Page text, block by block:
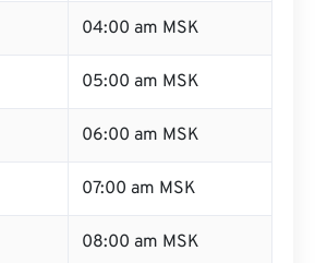
04:00 am MSK
05:00 am MSK
06:00 am MSK
07:00 am MSK
08:00 am MSK